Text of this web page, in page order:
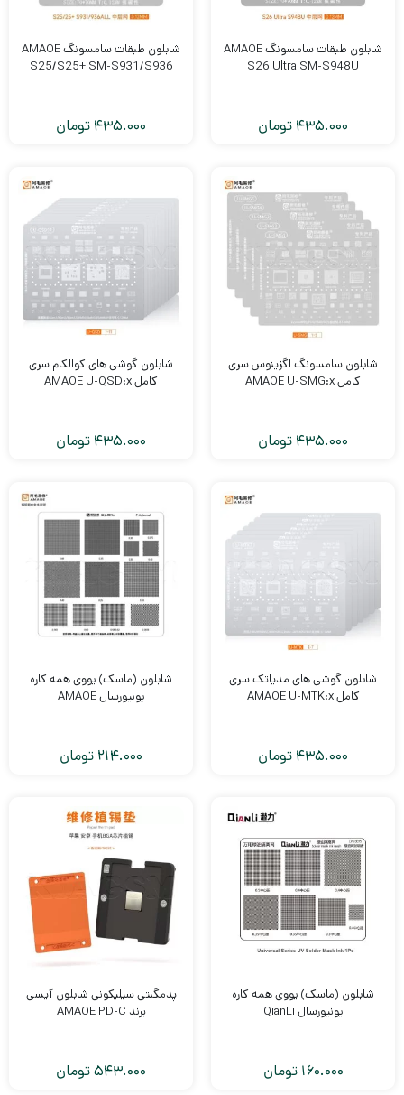
شابلون طبقات سامسونگ AMAOE
S26 Ultra SM-S948U
435.000 تومان
شابلون طبقات سامسونگ AMAOE
S25/S25+ SM-S931/S936
435.000 تومان
شابلون سامسونگ اگزینوس سری
کامل AMAOE U-SMG:x
435.000 تومان
شابلون گوشی های کوالکام سری
کامل AMAOE U-QSD:x
435.000 تومان
شابلون گوشی های مدیاتک سری
کامل AMAOE U-MTK:x
435.000 تومان
شابلون (ماسک) یووی همه کاره
یونیورسال AMAOE
214.000 تومان
شابلون (ماسک) یووی همه کاره
یونیورسال QianLi
160.000 تومان
پدمگنتی سیلیکونی شابلون آیسی
برند AMAOE PD-C
543.000تومان